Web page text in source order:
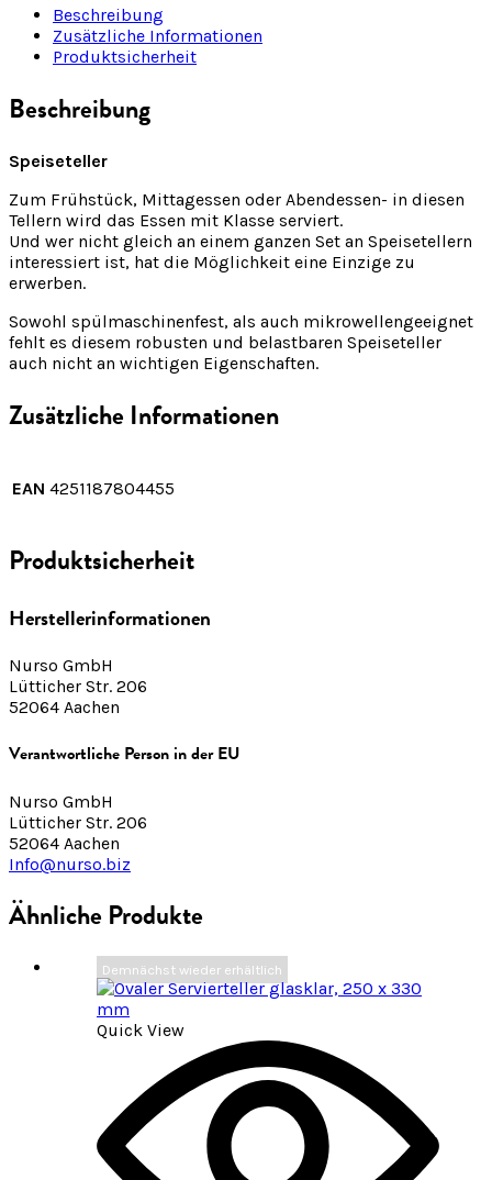
Beschreibung
Zusätzliche Informationen
Produktsicherheit
Beschreibung
Speiseteller
Zum Frühstück, Mittagessen oder Abendessen- in diesen
Tellern wird das Essen mit Klasse serviert.
Und wer nicht gleich an einem ganzen Set an Speisetellern
interessiert ist, hat die Möglichkeit eine Einzige zu
erwerben.
Sowohl spülmaschinenfest, als auch mikrowellengeeignet
fehlt es diesem robusten und belastbaren Speiseteller
auch nicht an wichtigen Eigenschaften.
Zusätzliche Informationen
EAN 4251187804455
Produktsicherheit
Herstellerinformationen
Nurso GmbH
Lütticher Str. 206
52064 Aachen
Verantwortliche Person in der EU
Nurso GmbH
Lütticher Str. 206
52064 Aachen
Info@nurso.biz
Ähnliche Produkte
Demnächst wieder erhältlich
Quick View